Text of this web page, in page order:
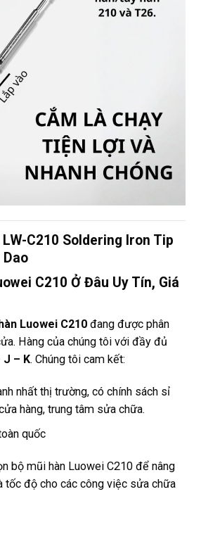
C210 Soldering Iron Tip
Dao
C210 Ở Đâu Uy Tín, Giá
Luowei C210 đang được phân
Hàng của chúng tôi với đầy đủ
J – K. Chúng tôi cam kết:
nhất thị trường, có chính sách sỉ
hàng, trung tâm sửa chữa.
quốc
bộ mũi hàn Luowei C210 để nâng
tốc độ cho các công việc sửa chữa